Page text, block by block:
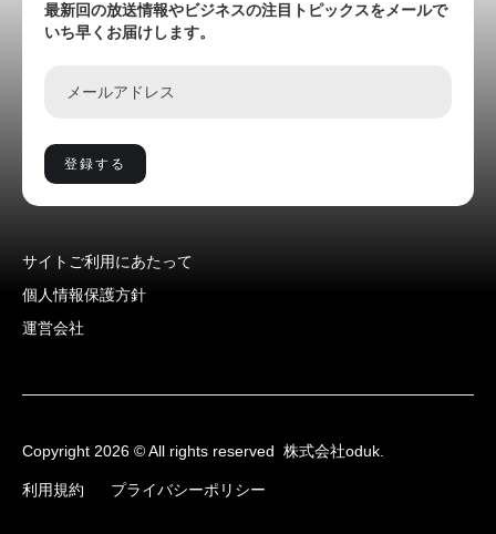
最新回の放送情報やビジネスの注目トピックスをメールで
いち早くお届けします。
サイトご利用にあたって
個人情報保護方針
運営会社
Copyright 2026 © All rights reserved 株式会社oduk.
利用規約 プライバシーポリシー